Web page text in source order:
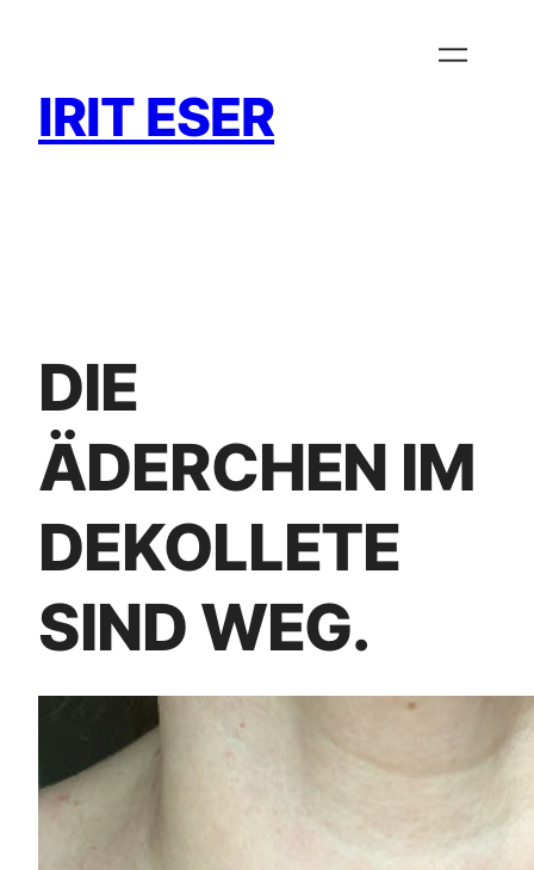
IRIT ESER
DIE
ÄDERCHEN IM
DEKOLLETE
SIND WEG.